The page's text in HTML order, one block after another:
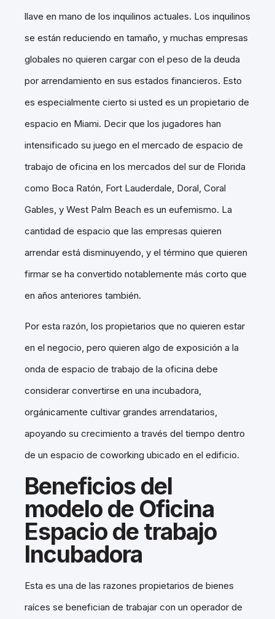
llave en mano de los inquilinos actuales. Los inquilinos
se están reduciendo en tamaño, y muchas empresas
globales no quieren cargar con el peso de la deuda
por arrendamiento en sus estados financieros. Esto
es especialmente cierto si usted es un propietario de
espacio en Miami. Decir que los jugadores han
intensificado su juego en el mercado de espacio de
trabajo de oficina en los mercados del sur de Florida
como Boca Ratón, Fort Lauderdale, Doral, Coral
Gables, y West Palm Beach es un eufemismo. La
cantidad de espacio que las empresas quieren
arrendar está disminuyendo, y el término que quieren
firmar se ha convertido notablemente más corto que
en años anteriores también.
Por esta razón, los propietarios que no quieren estar
en el negocio, pero quieren algo de exposición a la
onda de espacio de trabajo de la oficina debe
considerar convertirse en una incubadora,
orgánicamente cultivar grandes arrendatarios,
apoyando su crecimiento a través del tiempo dentro
de un espacio de coworking ubicado en el edificio.
Beneficios del
modelo de Oficina
Espacio de trabajo
Incubadora
Esta es una de las razones propietarios de bienes
raíces se benefician de trabajar con un operador de